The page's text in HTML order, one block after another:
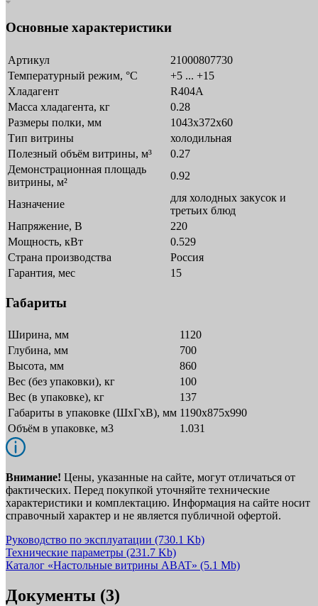
Основные характеристики
Артикул
21000807730
Температурный режим, °C
+5 ... +15
Хладагент
R404A
Масса хладагента, кг
0.28
Размеры полки, мм
1043x372x60
Тип витрины
холодильная
Полезный объём витрины, м³
0.27
Демонстрационная площадь
витрины, м²
0.92
Назначение
для холодных закусок и
третьих блюд
Напряжение, В
220
Мощность, кВт
0.529
Страна производства
Россия
Гарантия, мес
15
Габариты
Ширина, мм
1120
Глубина, мм
700
Высота, мм
860
Вес (без упаковки), кг
100
Вес (в упаковке), кг
137
Габариты в упаковке (ШxГxВ), мм 1190х875х990
Объём в упаковке, м3
1.031
Внимание! Цены, указанные на сайте, могут отличаться от
фактических. Перед покупкой уточняйте технические
характеристики и комплектацию. Информация на сайте носит
справочный характер и не является публичной офертой.
Руководство по эксплуатации (730.1 Kb)
Технические параметры (231.7 Kb)
Каталог «Настольные витрины ABAT» (5.1 Mb)
Документы (3)